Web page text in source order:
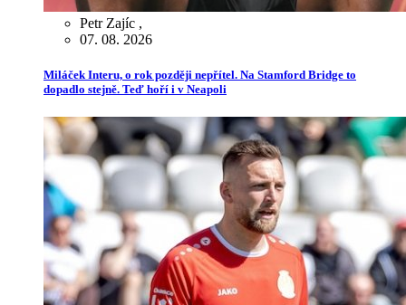
Petr Zajíc ,
07. 08. 2026
Miláček Interu, o rok později nepřítel. Na Stamford Bridge to
dopadlo stejně. Teď hoří i v Neapoli